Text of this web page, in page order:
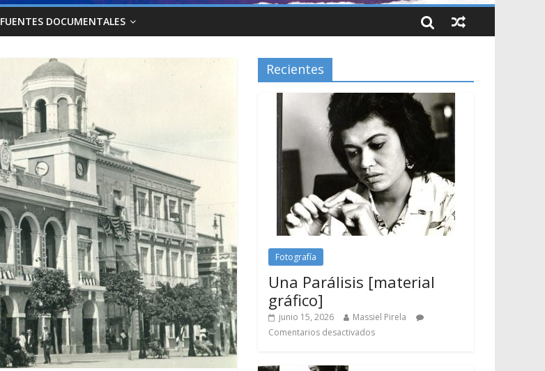
FUENTES DOCUMENTALES
Recientes
Fotografía
Una Parálisis [material
gráfico]
junio 15, 2026
Massiel Pirela
Comentarios desactivados